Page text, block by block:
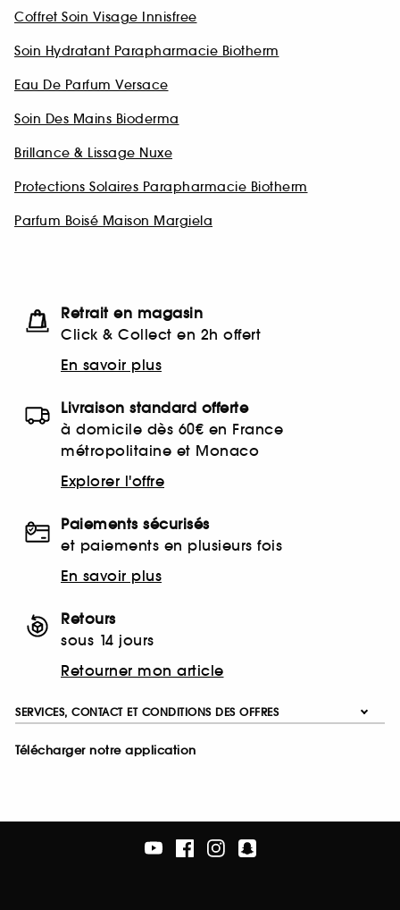
Coffret Soin Visage Innisfree
Soin Hydratant Parapharmacie Biotherm
Eau De Parfum Versace
Soin Des Mains Bioderma
Brillance & Lissage Nuxe
Protections Solaires Parapharmacie Biotherm
Parfum Boisé Maison Margiela
Retrait en magasin
Click & Collect en 2h offert
En savoir plus
Livraison standard offerte
à domicile dès 60€ en France
métropolitaine et Monaco
Explorer l'offre
Paiements sécurisés
et paiements en plusieurs fois
En savoir plus
Retours
sous 14 jours
Retourner mon article
SERVICES, CONTACT ET CONDITIONS DES OFFRES
Télécharger notre application